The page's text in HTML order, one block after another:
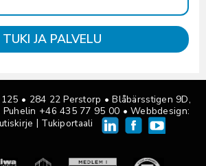
TUKI JA PALVELU
• 284 22 Perstorp • Blåbärsstigen 9D,
Puhelin +46 435 77 95 00 • Webbdesign:
| Tukiportaali